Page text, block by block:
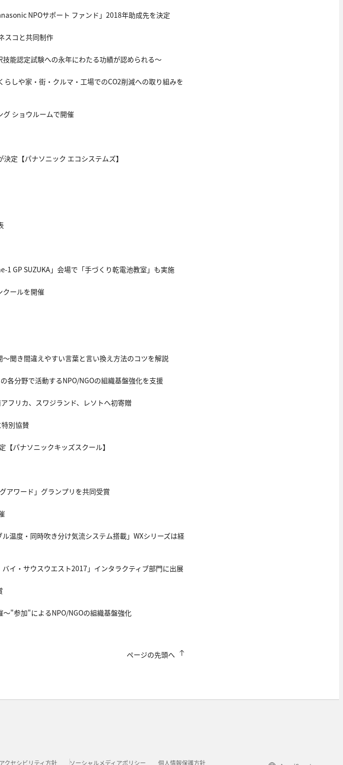
NPOサポート ファンド」2018年助成先を決定
スコと共同制作
能認定試験への永年にわたる功績が認められる～
しや家・街・クルマ・工場でのCO2削減への取り組みを
グ ショウルームで開催
定【パナソニック エコシステムズ】
GP SUZUKA」会場で「手づくり乾電池教室」も実施
クールを開催
聞き間違えやすい言葉と言い換え方法のコツを解説
各分野で活動するNPO/NGOの組織基盤強化を支援
フリカ、スワジランド、レソトへ初寄贈
別協賛
パナソニックキッズスクール】
アワード」グランプリを共同受賞
温度・同時吹き分け気流システム搭載」WXシリーズは経
イ・サウスウエスト2017」インタラクティブ部門に出展
～"参加"によるNPO/NGOの組織基盤強化
ページの先頭へ
クセシビリティ方針 ソーシャルメディアポリシー 個人情報保護方針